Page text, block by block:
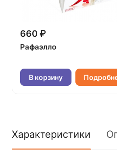
660 ₽
Рафаэлло
В корзину
Характеристики